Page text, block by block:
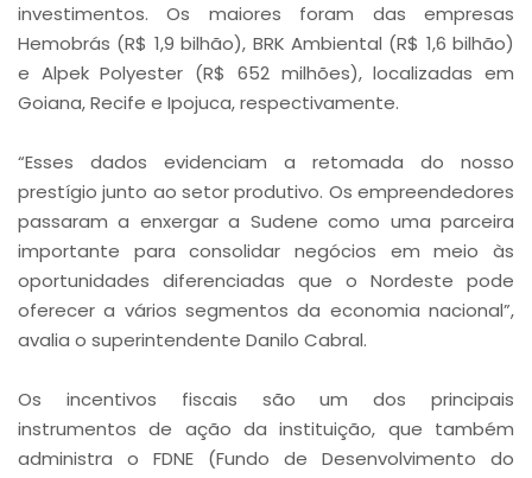
investimentos. Os maiores foram das empresas
Hemobrás (R$ 1,9 bilhão), BRK Ambiental (R$ 1,6 bilhão)
e Alpek Polyester (R$ 652 milhões), localizadas em
Goiana, Recife e Ipojuca, respectivamente.
“Esses dados evidenciam a retomada do nosso
prestígio junto ao setor produtivo. Os empreendedores
passaram a enxergar a Sudene como uma parceira
importante para consolidar negócios em meio às
oportunidades diferenciadas que o Nordeste pode
oferecer a vários segmentos da economia nacional”,
avalia o superintendente Danilo Cabral.
Os incentivos fiscais são um dos principais
instrumentos de ação da instituição, que também
administra o FDNE (Fundo de Desenvolvimento do